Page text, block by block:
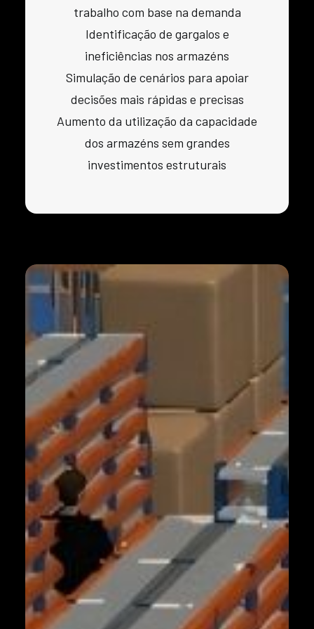
trabalho com base na demanda
Identificação de gargalos e
ineficiências nos armazéns
Simulação de cenários para apoiar
decisões mais rápidas e precisas
Aumento da utilização da capacidade
dos armazéns sem grandes
investimentos estruturais